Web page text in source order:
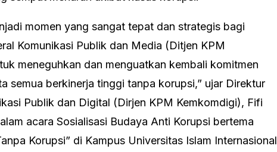
momen yang sangat tepat dan strategis bagi
Komunikasi Publik dan Media (Ditjen KPM
meneguhkan dan menguatkan kembali komitmen
semua berkinerja tinggi tanpa korupsi,” ujar Direktur
Publik dan Digital (Dirjen KPM Kemkomdigi), Fifi
acara Sosialisasi Budaya Anti Korupsi bertema
Korupsi” di Kampus Universitas Islam Internasional